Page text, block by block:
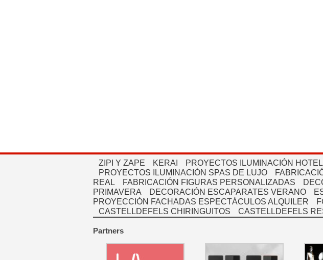
ZIPI Y ZAPE KERAI PROYECTOS ILUMINACIÓN
PROYECTOS ILUMINACIÓN SPAS DE LUJO
REAL
FABRICACIÓN FIGURAS PERSONALIZADAS
PRIMAVERA
DECORACIÓN ESCAPARATES VERANO
PROYECCIÓN FACHADAS ESPECTÁCULOS ALQUILER
CASTELLDEFELS CHIRINGUITOS
CASTELLDEFELS
Partners